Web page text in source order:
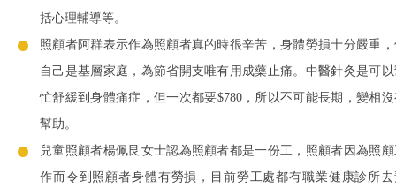
括心理輔導等。
照顧者阿群表示作為照顧者真的時很辛苦，身體勞損十分嚴重
自己是基層家庭，為節省開支唯有用成藥止痛。中醫針灸是可
忙舒緩到身體痛症，但一次都要$780，所以不可能長期，變相
幫助。
兒童照顧者楊佩艮女士認為照顧者都是一份工，照顧者因為照
作而令到照顧者身體有勞損，目前勞工處都有職業健康診所去